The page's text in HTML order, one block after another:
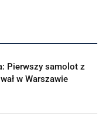
Pierwszy samolot z
w Warszawie